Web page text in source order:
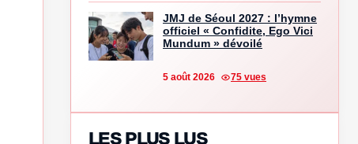
JMJ de Séoul 2027 : l’hymne
officiel « Confidite, Ego Vici
Mundum » dévoilé
5 août 2026 75 vues
LES PLUS LUS